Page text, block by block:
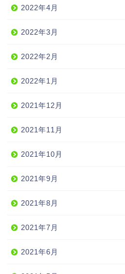
2022年4月
2022年3月
2022年2月
2022年1月
2021年12月
2021年11月
2021年10月
2021年9月
2021年8月
2021年7月
2021年6月